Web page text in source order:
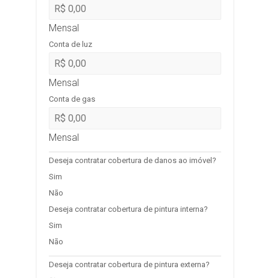
Mensal
Conta de luz
Mensal
Conta de gas
Mensal
Deseja contratar cobertura de danos ao imóvel?
Sim
Não
Deseja contratar cobertura de pintura interna?
Sim
Não
Deseja contratar cobertura de pintura externa?